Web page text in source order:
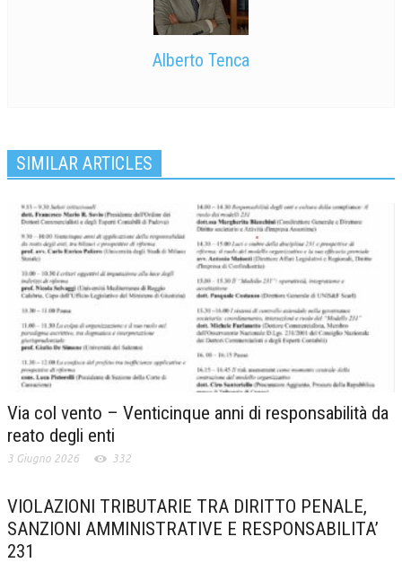
Alberto Tenca
SIMILAR ARTICLES
Via col vento – Venticinque anni di responsabilità da
reato degli enti
3 Giugno 2026 332
VIOLAZIONI TRIBUTARIE TRA DIRITTO PENALE,
SANZIONI AMMINISTRATIVE E RESPONSABILITA’
231